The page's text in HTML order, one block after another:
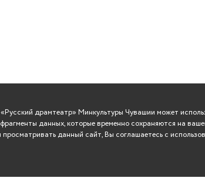
драмтеатр» Минкультуры Чувашии может
данных, которые временно сохраняются на
данный сайт, Вы соглашаетесь с